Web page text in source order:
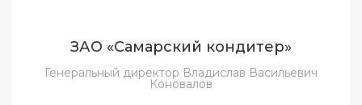
ЗАО «Самарский кондитер»
Генеральный директор Владислав Васильевич
Коновалов